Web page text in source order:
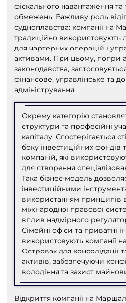
фіскального навантаження та
обмежень. Важливу роль
судноплавства: компанії на
традиційно використовують
для чартерних операцій і
активами. При цьому, попри
законодавства,
фінансове, управлінське та
адміністрування.
Окрему категорію
структури та професійні
капіталу. Спостерігається
боку інвестиційних фондів
компаній, які
для створення
Така бізнес-модель
інвестиційними
використанням принципів
міжнародної правової
вплив надмірного
Сімейні офіси та приватні
використовують компанії
Островах для консолідації
активів, забезпечуючи
володіння та захист
Відкриття компанії на